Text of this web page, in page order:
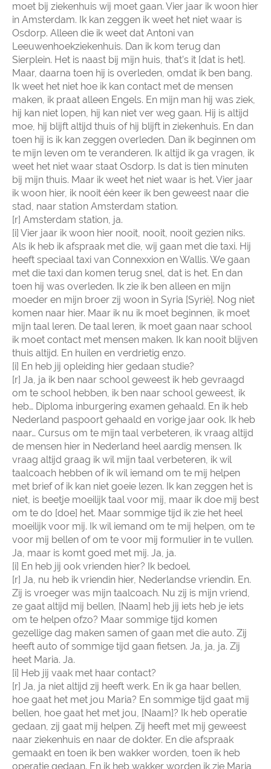
moet bij ziekenhuis wij moet gaan. Vier jaar ik woon hier
in Amsterdam. Ik kan zeggen ik weet het niet waar is
Osdorp. Alleen die ik weet dat Antoni van
Leeuwenhoekziekenhuis. Dan ik kom terug dan
Sierplein. Het is naast bij mijn huis, that’s it [dat is het].
Maar, daarna toen hij is overleden, omdat ik ben bang.
Ik weet het niet hoe ik kan contact met de mensen
maken, ik praat alleen Engels. En mijn man hij was ziek,
hij kan niet lopen, hij kan niet ver weg gaan. Hij is altijd
moe, hij blijft altijd thuis of hij blijft in ziekenhuis. En dan
toen hij is ik kan zeggen overleden. Dan ik beginnen om
te mijn leven om te veranderen. Ik altijd ik ga vragen, ik
weet het niet waar staat Osdorp. Is dat is tien minuten
bij mijn thuis. Maar ik weet het niet waar is het. Vier jaar
ik woon hier, ik nooit één keer ik ben geweest naar die
stad, naar station Amsterdam station.
[r] Amsterdam station, ja.
[i] Vier jaar ik woon hier nooit, nooit, nooit gezien niks.
Als ik heb ik afspraak met die, wij gaan met die taxi. Hij
heeft speciaal taxi van Connexxion en Wallis. We gaan
met die taxi dan komen terug snel, dat is het. En dan
toen hij was overleden. Ik zie ik ben alleen en mijn
moeder en mijn broer zij woon in Syria [Syrië]. Nog niet
komen naar hier. Maar ik nu ik moet beginnen, ik moet
mijn taal leren. De taal leren, ik moet gaan naar school
ik moet contact met mensen maken. Ik kan nooit blijven
thuis altijd. En huilen en verdrietig enzo.
[i] En heb jij opleiding hier gedaan studie?
[r] Ja, ja ik ben naar school geweest ik heb gevraagd
om te school hebben, ik ben naar school geweest, ik
heb… Diploma inburgering examen gehaald. En ik heb
Nederland paspoort gehaald en vorige jaar ook. Ik heb
naar… Cursus om te mijn taal verbeteren, ik vraag altijd
de mensen hier in Nederland heel aardig mensen. Ik
vraag altijd graag ik wil mijn taal verbeteren, ik wil
taalcoach hebben of ik wil iemand om te mij helpen
met brief of ik kan niet goeie lezen. Ik kan zeggen het is
niet, is beetje moeilijk taal voor mij, maar ik doe mij best
om te do [doe] het. Maar sommige tijd ik zie het heel
moeilijk voor mij. Ik wil iemand om te mij helpen, om te
voor mij bellen of om te voor mij formulier in te vullen.
Ja, maar is komt goed met mij. Ja, ja.
[i] En heb jij ook vrienden hier? Ik bedoel.
[r] Ja, nu heb ik vriendin hier, Nederlandse vriendin. En.
Zij is vroeger was mijn taalcoach. Nu zij is mijn vriend,
ze gaat altijd mij bellen, [Naam] heb jij iets heb je iets
om te helpen ofzo? Maar sommige tijd komen
gezellige dag maken samen of gaan met die auto. Zij
heeft auto of sommige tijd gaan fietsen. Ja, ja, ja. Zij
heet Maria. Ja.
[i] Heb jij vaak met haar contact?
[r] Ja, ja niet altijd zij heeft werk. En ik ga haar bellen,
hoe gaat het met jou Maria? En sommige tijd gaat mij
bellen, hoe gaat het met jou, [Naam]? Ik heb operatie
gedaan, zij gaat mij helpen. Zij heeft met mij geweest
naar ziekenhuis en naar de dokter. En die afspraak
gemaakt en toen ik ben wakker worden, toen ik heb
operatie gedaan. En ik heb wakker worden ik zie Maria